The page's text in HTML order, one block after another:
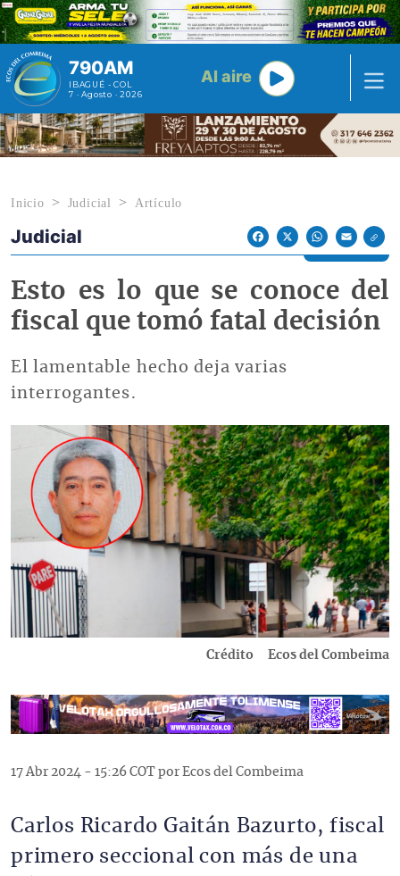
Pasar al contenido principal
790AM
IBAGUÉ - COL
7 · Agosto · 2026
Al aire
Inicio Judicial Artículo
Econoticias y Eventos
Judicial
FacebookX WhatsAppEmail
Esto es lo que se conoce del
fiscal que tomó fatal decisión
El lamentable hecho deja varias
interrogantes.
Imagen
Crédito Ecos del Combeima
17 Abr 2024 - 15:26 COT por Ecos del Combeima
Carlos Ricardo Gaitán Bazurto, fiscal
primero seccional con más de una